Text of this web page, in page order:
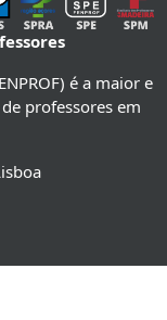
é a maior e
professores em